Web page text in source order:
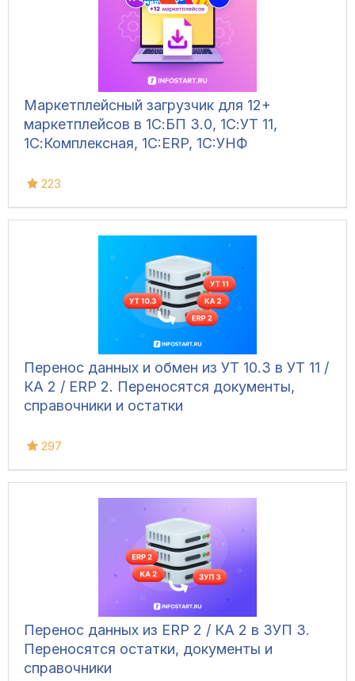
Маркетплейсный загрузчик для 12+
маркетплейсов в 1С:БП 3.0, 1С:УТ 11,
1С:Комплексная, 1C:ERP, 1C:УНФ
223
Перенос данных и обмен из УТ 10.3 в УТ 11 /
КА 2 / ERP 2. Переносятся документы,
справочники и остатки
297
Перенос данных из ERP 2 / КА 2 в ЗУП 3.
Переносятся остатки, документы и
справочники